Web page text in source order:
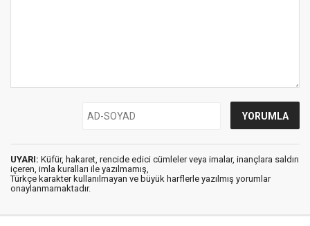
UYARI: Küfür, hakaret, rencide edici cümleler veya imalar, inançlara saldırı
içeren, imla kuralları ile yazılmamış,
Türkçe karakter kullanılmayan ve büyük harflerle yazılmış yorumlar
onaylanmamaktadır.